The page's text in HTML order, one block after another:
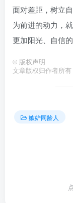
面对差距，树立
为前进的动力，
更加阳光、自信的
© 版权声明
文章版权归作者所有
嫉妒同龄人